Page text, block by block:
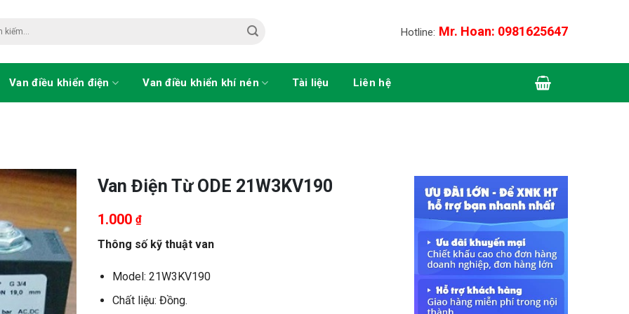
Hotline: Mr. Hoan: 0981625647
Van điều khiển điện Van điều khiển khí nén Tài liệu Liên hệ
Van Điện Từ ODE 21W3KV190
1.000 ₫
Thông số kỹ thuật van
Model: 21W3KV190
Chất liệu: Đồng.